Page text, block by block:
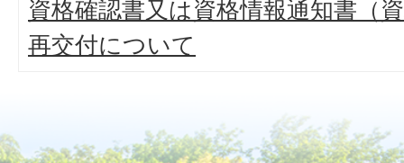
資格確認書又は資格情報通知書（
再交付について